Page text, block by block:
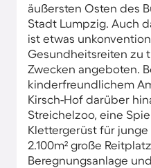
äußersten Osten des
Stadt Lumpzig. Auch
ist etwas
Gesundheitsreiten zu
Zwecken angeboten.
kinderfreundlichem
Kirsch-Hof darüber
Streichelzoo, eine
Klettergerüst für
2.100m² große
Beregnungsanlage